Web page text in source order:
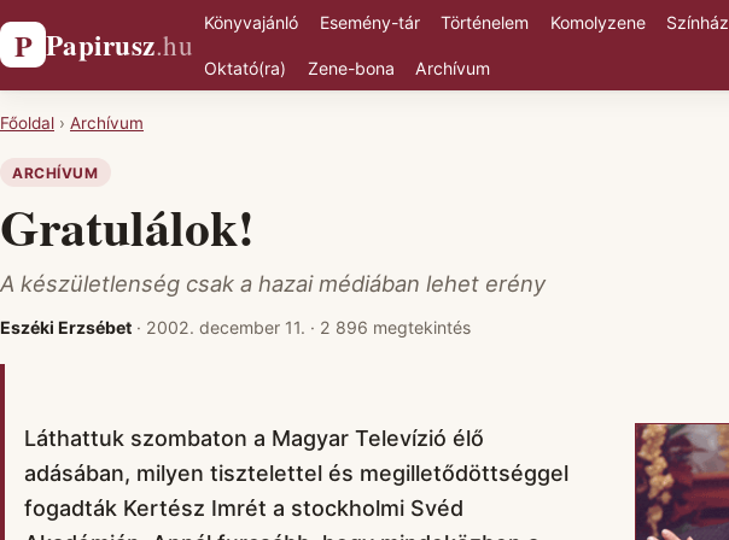
P Papirusz.hu
Könyvajánló Esemény-tár Történelem Komolyzene Színház
Oktató(ra) Zene-bona Archívum
Főoldal › Archívum
ARCHÍVUM
Gratulálok!
A készületlenség csak a hazai médiában lehet erény
Eszéki Erzsébet · 2002. december 11. · 2 896 megtekintés
Láthattuk szombaton a Magyar Televízió élő
adásában, milyen tisztelettel és megilletődöttséggel
fogadták Kertész Imrét a stockholmi Svéd